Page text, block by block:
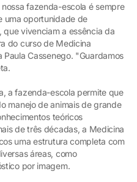
fazenda-escola é sempre
uma oportunidade de
vivenciam a essência da
do curso de Medicina
Paula Cassenego. "Guardamos
a fazenda-escola permite que
manejo de animais de grande
teóricos
de três décadas, a Medicina
uma estrutura completa com
áreas, como
por imagem.